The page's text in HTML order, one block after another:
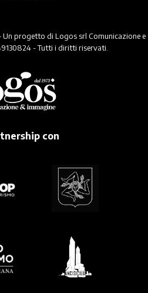
Un progetto di Logos srl Comunicazione e
- Tutti i diritti riservati.
con